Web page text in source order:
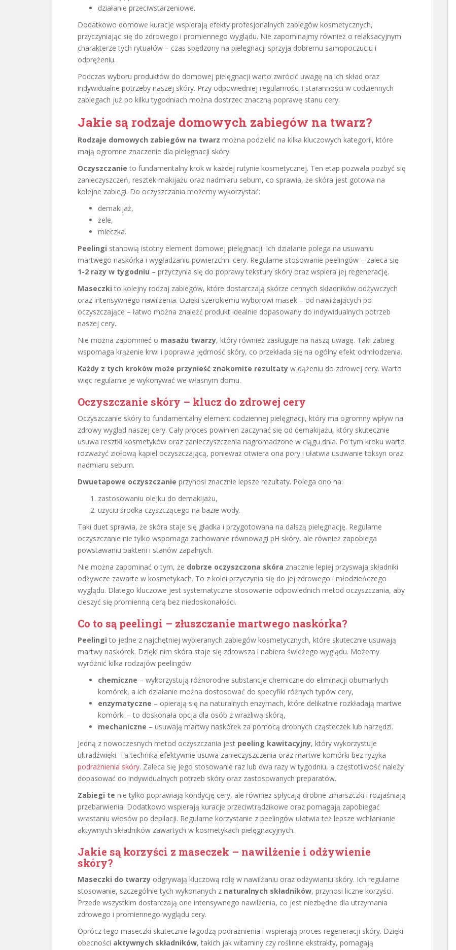
działanie przeciwstarzeniowe.
Dodatkowo domowe kuracje wspierają efekty profesjonalnych zabiegów kosmetycznych,
przyczyniając się do zdrowego i promiennego wyglądu. Nie zapominajmy również o relaksacyjnym
charakterze tych rytuałów – czas spędzony na pielęgnacji sprzyja dobremu samopoczuciu i
odprężeniu.
Podczas wyboru produktów do domowej pielęgnacji warto zwrócić uwagę na ich skład oraz
indywidualne potrzeby naszej skóry. Przy odpowiedniej regularności i staranności w codziennych
zabiegach już po kilku tygodniach można dostrzec znaczną poprawę stanu cery.
Jakie są rodzaje domowych zabiegów na twarz?
Rodzaje domowych zabiegów na twarz można podzielić na kilka kluczowych kategorii, które
mają ogromne znaczenie dla pielęgnacji skóry.
Oczyszczanie to fundamentalny krok w każdej rutynie kosmetycznej. Ten etap pozwala pozbyć się
zanieczyszczeń, resztek makijażu oraz nadmiaru sebum, co sprawia, że skóra jest gotowa na
kolejne zabiegi. Do oczyszczania możemy wykorzystać:
demakijaż,
żele,
mleczka.
Peelingi stanowią istotny element domowej pielęgnacji. Ich działanie polega na usuwaniu
martwego naskórka i wygładzaniu powierzchni cery. Regularne stosowanie peelingów – zaleca się
1-2 razy w tygodniu – przyczynia się do poprawy tekstury skóry oraz wspiera jej regenerację.
Maseczki to kolejny rodzaj zabiegów, które dostarczają skórze cennych składników odżywczych
oraz intensywnego nawilżenia. Dzięki szerokiemu wyborowi masek – od nawilżających po
oczyszczające – łatwo można znaleźć produkt idealnie dopasowany do indywidualnych potrzeb
naszej cery.
Nie można zapomnieć o masażu twarzy, który również zasługuje na naszą uwagę. Taki zabieg
wspomaga krążenie krwi i poprawia jędrność skóry, co przekłada się na ogólny efekt odmłodzenia.
Każdy z tych kroków może przynieść znakomite rezultaty w dążeniu do zdrowej cery. Warto
więc regularnie je wykonywać we własnym domu.
Oczyszczanie skóry – klucz do zdrowej cery
Oczyszczanie skóry to fundamentalny element codziennej pielęgnacji, który ma ogromny wpływ na
zdrowy wygląd naszej cery. Cały proces powinien zaczynać się od demakijażu, który skutecznie
usuwa resztki kosmetyków oraz zanieczyszczenia nagromadzone w ciągu dnia. Po tym kroku warto
rozważyć ziołową kąpiel oczyszczającą, ponieważ otwiera ona pory i ułatwia usuwanie toksyn oraz
nadmiaru sebum.
Dwuetapowe oczyszczanie przynosi znacznie lepsze rezultaty. Polega ono na:
zastosowaniu olejku do demakijażu,
użyciu środka czyszczącego na bazie wody.
Taki duet sprawia, że skóra staje się gładka i przygotowana na dalszą pielęgnację. Regularne
oczyszczanie nie tylko wspomaga zachowanie równowagi pH skóry, ale również zapobiega
powstawaniu bakterii i stanów zapalnych.
Nie można zapominać o tym, że dobrze oczyszczona skóra znacznie lepiej przyswaja składniki
odżywcze zawarte w kosmetykach. To z kolei przyczynia się do jej zdrowego i młodzieńczego
wyglądu. Dlatego kluczowe jest systematyczne stosowanie odpowiednich metod oczyszczania, aby
cieszyć się promienną cerą bez niedoskonałości.
Co to są peelingi – złuszczanie martwego naskórka?
Peelingi to jedne z najchętniej wybieranych zabiegów kosmetycznych, które skutecznie usuwają
martwy naskórek. Dzięki nim skóra staje się zdrowsza i nabiera świeżego wyglądu. Możemy
wyróżnić kilka rodzajów peelingów:
chemiczne – wykorzystują różnorodne substancje chemiczne do eliminacji obumarłych
komórek, a ich działanie można dostosować do specyfiki różnych typów cery,
enzymatyczne – opierają się na naturalnych enzymach, które delikatnie rozkładają martwe
komórki – to doskonała opcja dla osób z wrażliwą skórą,
mechaniczne – usuwają martwy naskórek za pomocą drobnych cząsteczek lub narzędzi.
Jedną z nowoczesnych metod oczyszczania jest peeling kawitacyjny, który wykorzystuje
ultradźwięki. Ta technika efektywnie usuwa zanieczyszczenia oraz martwe komórki bez ryzyka
podrażnienia skóry. Zaleca się jego stosowanie raz lub dwa razy w tygodniu, a częstotliwość należy
dopasować do indywidualnych potrzeb skóry oraz zastosowanych preparatów.
Zabiegi te nie tylko poprawiają kondycję cery, ale również spłycają drobne zmarszczki i rozjaśniają
przebarwienia. Dodatkowo wspierają kuracje przeciwtrądzikowe oraz pomagają zapobiegać
wrastaniu włosów po depilacji. Regularne korzystanie z peelingów ułatwia też lepsze wchłanianie
aktywnych składników zawartych w kosmetykach pielęgnacyjnych.
Jakie są korzyści z maseczek – nawilżenie i odżywienie
skóry?
Maseczki do twarzy odgrywają kluczową rolę w nawilżaniu oraz odżywianiu skóry. Ich regularne
stosowanie, szczególnie tych wykonanych z naturalnych składników, przynosi liczne korzyści.
Przede wszystkim dostarczają one intensywnego nawilżenia, co jest niezbędne dla utrzymania
zdrowego i promiennego wyglądu cery.
Oprócz tego maseczki skutecznie łagodzą podrażnienia i wspierają proces regeneracji skóry. Dzięki
obecności aktywnych składników, takich jak witaminy czy roślinne ekstrakty, pomagają